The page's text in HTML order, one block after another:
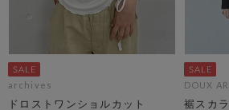
archives
ドロストワンショルカット
DOUX
裾スカ